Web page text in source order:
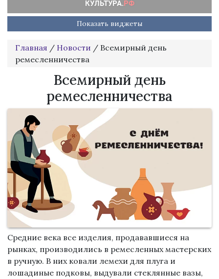
Показать виджеты
Главная / Новости / Всемирный день
ремесленничества
Всемирный день
ремесленничества
Средние века все изделия, продававшиеся на
рынках, производились в ремесленных мастерских
в ручную. В них ковали лемехи для плуга и
лошадиные подковы, выдували стеклянные вазы,